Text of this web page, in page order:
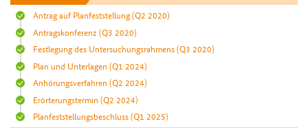
Antrag auf Planfeststellung(Q2 2020)
Antragskonferenz (Q3 2020)
Festlegung des Untersuchungsrahmens(Q3 2020)
Plan und Unterlagen (Q1 2024)
Anhörungsverfahren (Q2 2024)
Erörterungstermin (Q2 2024)
Planfeststellungsbeschluss(Q1 2025)